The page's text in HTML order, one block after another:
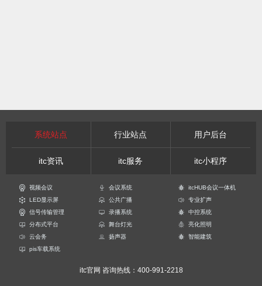
系统站点 行业站点 用户后台
itc资讯 itc服务 itc小程序
视频会议 会议系统
itcHUB会议一体机
LED显示屏
公共广播
专业扩声
信号传输管理
录播系统
中控系统
分布式平台
舞台灯光
亮化照明
云会务
扬声器
智能建筑
pis车载系统
itc官网 咨询热线：400-991-2218